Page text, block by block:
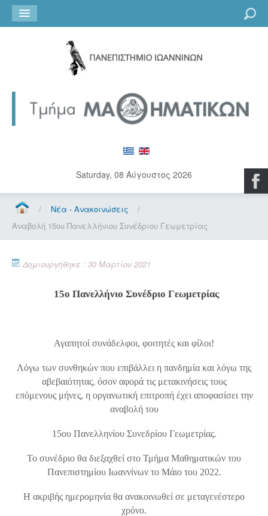
Saturday, 08 Αύγουστος 2026
/ Νέα - Ανακοινώσεις
/
Αναβολή 15ου Πανελλήνιου Συνέδριου Γεωμετρίας
Δημιουργήθηκε : 30 Μαρτίου 2021
15ο Πανελλήνιο Συνέδριο Γεωμετρίας
Αγαπητοί συνάδελφοι, φοιτητές και φίλοι!
Λόγω των συνθηκών που επιβάλλει η πανδημία και λόγω της
αβεβαιότητας, όσον αφορά τις μετακινήσεις τους
επόμενους μήνες, η οργανωτική επιτροπή έχει αποφασίσει την
αναβολή του
15ου Πανελληνίου Συνεδρίου Γεωμετρίας.
Το συνέδριο θα διεξαχθεί στο Τμήμα Μαθηματικών του
Πανεπιστημίου Ιωαννίνων το Μάιο του 2022.
Η ακριβής ημερομηνία θα ανακοινωθεί σε μεταγενέστερο
χρόνο.